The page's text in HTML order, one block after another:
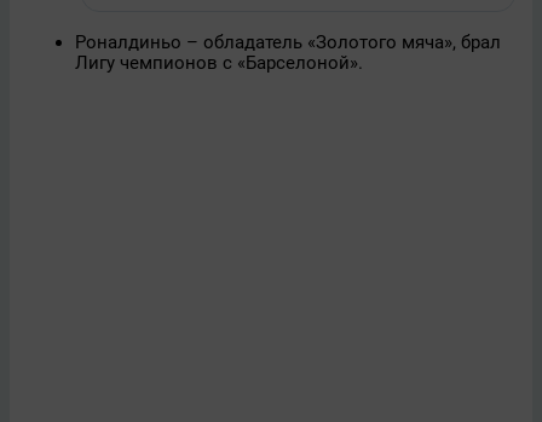
Роналдиньо – обладатель «Золотого мяча», брал
Лигу чемпионов с «Барселоной».